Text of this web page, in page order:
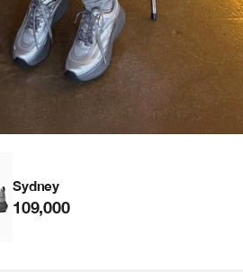
Sydney
109,000